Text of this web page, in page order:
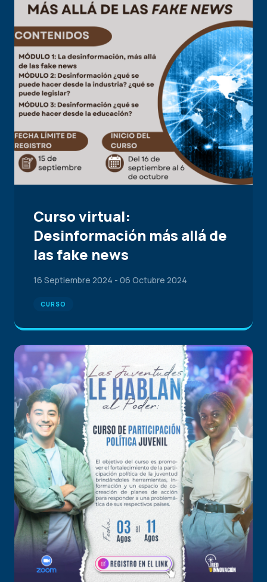
Curso virtual:
Desinformación más allá de
las fake news
16 Septiembre 2024 - 06 Octubre 2024
CURSO